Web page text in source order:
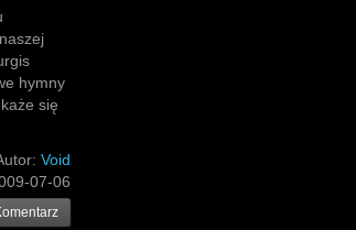
hymny
się
Void
07-06